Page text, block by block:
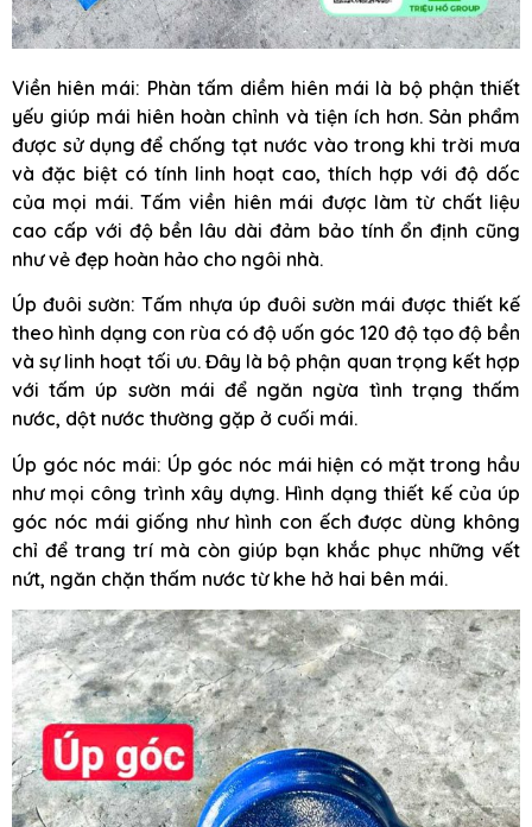
Viền hiên mái: Phàn tấm diềm hiên mái là bộ phận thiết
yếu giúp mái hiên hoàn chỉnh và tiện ích hơn. Sản phẩm
được sử dụng để chống tạt nước vào trong khi trời mưa
và đặc biệt có tính linh hoạt cao, thích hợp với độ dốc
của mọi mái. Tấm viền hiên mái được làm từ chất liệu
cao cấp với độ bền lâu dài đảm bảo tính ổn định cũng
như vẻ đẹp hoàn hảo cho ngôi nhà.
Úp đuôi sườn: Tấm nhựa úp đuôi sườn mái được thiết kế
theo hình dạng con rùa có độ uốn góc 120 độ tạo độ bền
và sự linh hoạt tối ưu. Đây là bộ phận quan trọng kết hợp
với tấm úp sườn mái để ngăn ngừa tình trạng thấm
nước, dột nước thường gặp ở cuối mái.
Úp góc nóc mái: Úp góc nóc mái hiện có mặt trong hầu
như mọi công trình xây dựng. Hình dạng thiết kế của úp
góc nóc mái giống như hình con ếch được dùng không
chỉ để trang trí mà còn giúp bạn khắc phục những vết
nứt, ngăn chặn thấm nước từ khe hở hai bên mái.